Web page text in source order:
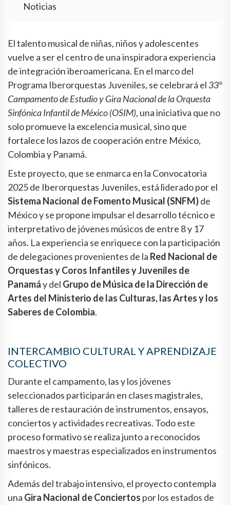
Noticias
El talento musical de niñas, niños y adolescentes
vuelve a ser el centro de una inspiradora experiencia
de integración iberoamericana. En el marco del
Programa Iberorquestas Juveniles, se celebrará el 33º
Campamento de Estudio y Gira Nacional de la Orquesta
Sinfónica Infantil de México (OSIM), una iniciativa que no
solo promueve la excelencia musical, sino que
fortalece los lazos de cooperación entre México,
Colombia y Panamá.
Este proyecto, que se enmarca en la Convocatoria
2025 de Iberorquestas Juveniles, está liderado por el
Sistema Nacional de Fomento Musical (SNFM)de
México y se propone impulsar el desarrollo técnico e
interpretativo de jóvenes músicos de entre 8 y 17
años. La experiencia se enriquece con la participación
de delegaciones provenientes de la Red Nacional de
Orquestas y Coros Infantiles y Juveniles de
Panamáy del Grupo de Música de la Dirección de
Artes del Ministerio de las Culturas, las Artes y los
Saberes de Colombia.
INTERCAMBIO CULTURAL Y APRENDIZAJE
COLECTIVO
Durante el campamento, las y los jóvenes
seleccionados participarán en clases magistrales,
talleres de restauración de instrumentos, ensayos,
conciertos y actividades recreativas. Todo este
proceso formativo se realiza junto a reconocidos
maestros y maestras especializados en instrumentos
sinfónicos.
Además del trabajo intensivo, el proyecto contempla
una Gira Nacional de Conciertos por los estados de